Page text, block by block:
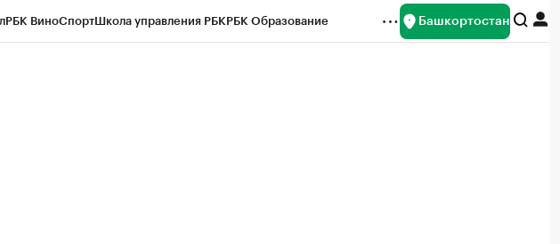
РБК ВиноСпортШкола управления РБКРБК Образование Башкортостан